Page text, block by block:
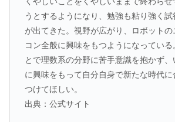
うとするようになり、勉強も粘り強く
が出てきた。視野が広がり、ロボットの
コン全般に興味をもつようになっている
とで理数系の分野に苦手意識を抱かず、
に興味をもって自分自身で新たな時代に
つけてほしい。
出典：公式サイト